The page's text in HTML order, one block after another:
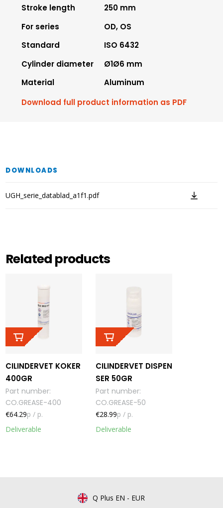
Stroke length
250 mm
For series
OD, OS
Standard
ISO 6432
Cylinder diameter
Ø1Ø6 mm
Material
Aluminum
Download full product information as PDF
DOWNLOADS
UGH_serie_datablad_a1f1.pdf
Related products
CILINDERVET KOKER
400GR
Part number:
CO.GREASE-400
Deliverable
€64.29p / p.
CILINDERVET DISPEN
SER 50GR
Part number:
CO.GREASE-50
Deliverable
€28.99p / p.
Q Plus EN - EUR